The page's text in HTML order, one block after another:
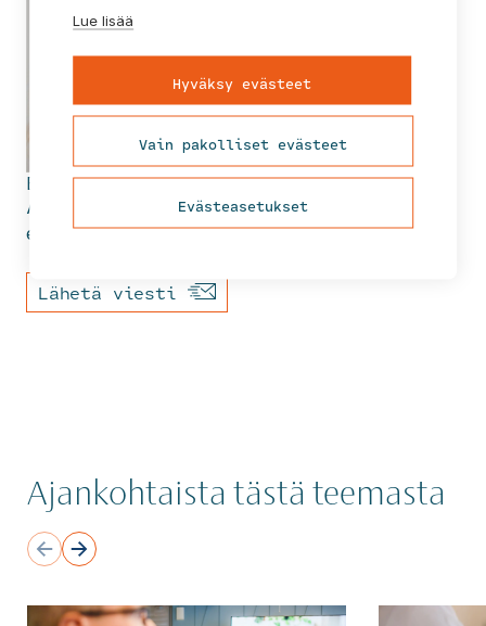
Emma Kajander
Asiantuntijalääkäri
etunimi.sukunimi@fcg.fi
Lähetä viesti
Ajankohtaista tästä teemasta
Lue lisää
Hyväksy evästeet
Vain pakolliset evästeet
Evästeasetukset